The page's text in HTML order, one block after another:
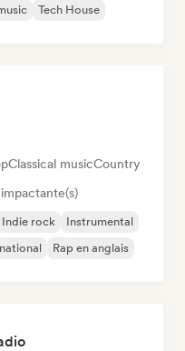
Tech House
Classical musicCountry
Indie rock
Instrumental
Rap en anglais